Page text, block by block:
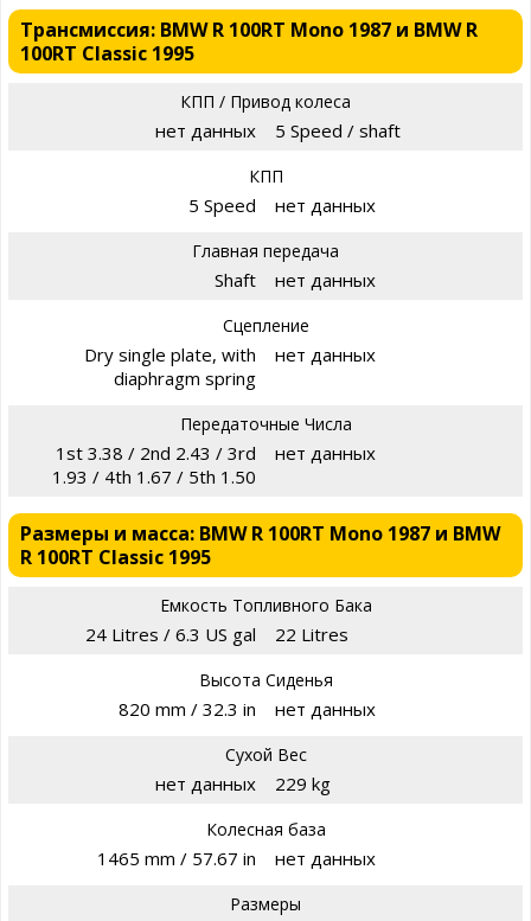
Трансмиссия: BMW R 100RT Mono 1987 и BMW R
100RT Classic 1995
КПП / Привод колеса
нет данных 5 Speed / shaft
КПП
5 Speed нет данных
Главная передача
Shaft нет данных
Сцепление
Dry single plate, with
diaphragm spring
нет данных
Передаточные Числа
1st 3.38 / 2nd 2.43 / 3rd
1.93 / 4th 1.67 / 5th 1.50
нет данных
Размеры и масса: BMW R 100RT Mono 1987 и BMW
R 100RT Classic 1995
Емкость Топливного Бака
24 Litres / 6.3 US gal 22 Litres
Высота Сиденья
820 mm / 32.3 in нет данных
Сухой Вес
нет данных 229 kg
Колесная база
1465 mm / 57.67 in нет данных
Размеры